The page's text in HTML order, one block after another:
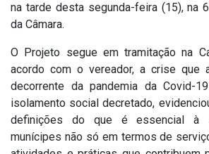
na tarde desta segunda-feira (15), na
da Câmara.
O Projeto segue em tramitação na
acordo com o vereador, a crise que
decorrente da pandemia da Covid-
isolamento social decretado,
definições do que é essencial à
munícipes não só em termos de